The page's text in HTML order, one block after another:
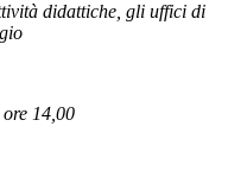
didattiche, gli uffici di
14,00